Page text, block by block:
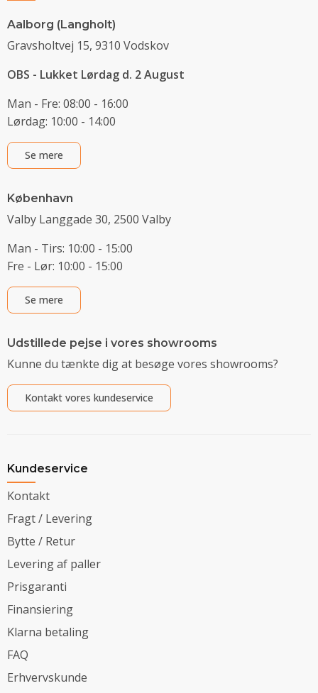
Aalborg (Langholt)
Gravsholtvej 15, 9310 Vodskov
OBS - Lukket Lørdag d. 2 August
Man - Fre: 08:00 - 16:00
Lørdag: 10:00 - 14:00
Se mere
København
Valby Langgade 30, 2500 Valby
Man - Tirs: 10:00 - 15:00
Fre - Lør: 10:00 - 15:00
Se mere
Udstillede pejse i vores showrooms
Kunne du tænkte dig at besøge vores showrooms?
Kontakt vores kundeservice
Kundeservice
Kontakt
Fragt / Levering
Bytte / Retur
Levering af paller
Prisgaranti
Finansiering
Klarna betaling
FAQ
Erhvervskunde